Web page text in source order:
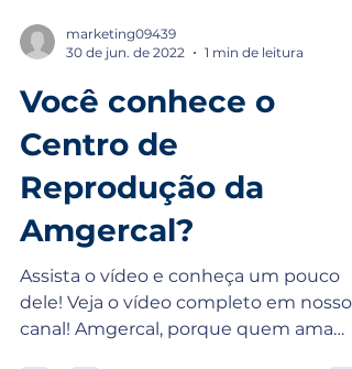
marketing09439
30 de jun. de 2022
1 min de leitura
Você conhece o
Centro de
Reprodução da
Amgercal?
Assista o vídeo e conheça um pouco
dele! Veja o vídeo completo em nosso
canal! Amgercal, porque quem ama